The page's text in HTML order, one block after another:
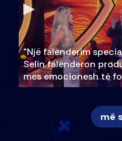
"Një falenderim
Selin falënderon
mes emocionesh të
më